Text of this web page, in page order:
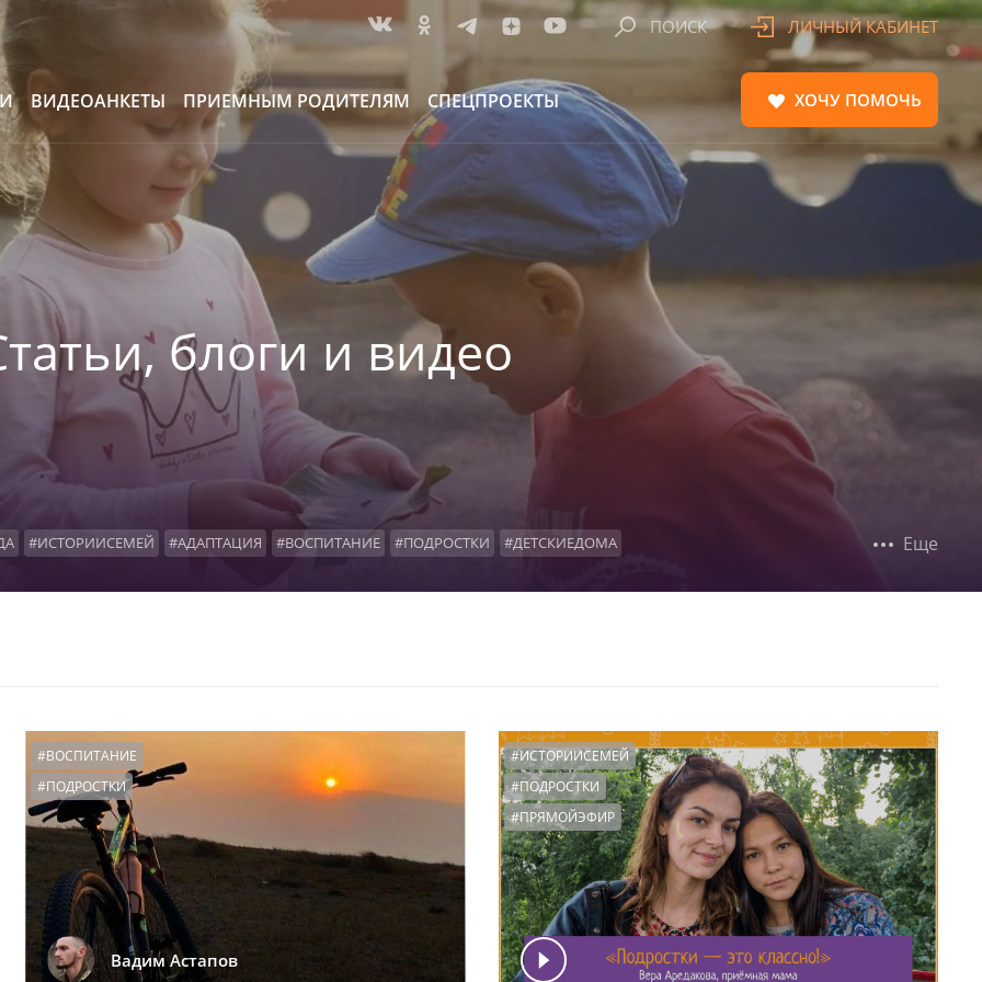
ВИДЕОАНКЕТЫ ПРИЕМНЫМ РОДИТЕЛЯМ СПЕЦПРОЕКТЫ
ПОИСК ЛИЧНЫЙ КАБИНЕТ
ХОЧУ ПОМОЧЬ
блоги и видео
#ИСТОРИИСЕМЕЙ #АДАПТАЦИЯ #ВОСПИТАНИЕ #ПОДРОСТКИ
#ДЕТСКИЕДОМА
#ДОИПОСЛЕ #ПРЯМОЙЭФИР #ОТЧЕТЫФОНДА #ВОЗВРАТЫ
#ТАЙНАУСЫНОВЛЕНИЯ
Еще
Вадим Астапов
#ВОСПИТАНИЕ
#ПОДРОСТКИ
#ИСТОРИИСЕМЕЙ
#ПОДРОСТКИ
#ПРЯМОЙЭФИР